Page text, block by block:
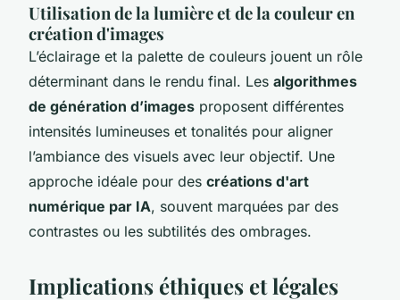
Utilisation de la lumière et de la couleur en
création d'images
L’éclairage et la palette de couleurs jouent un rôle
déterminant dans le rendu final. Les algorithmes
de génération d’images proposent différentes
intensités lumineuses et tonalités pour aligner
l’ambiance des visuels avec leur objectif. Une
approche idéale pour des créations d'art
numérique par IA, souvent marquées par des
contrastes ou les subtilités des ombrages.
Implications éthiques et légales